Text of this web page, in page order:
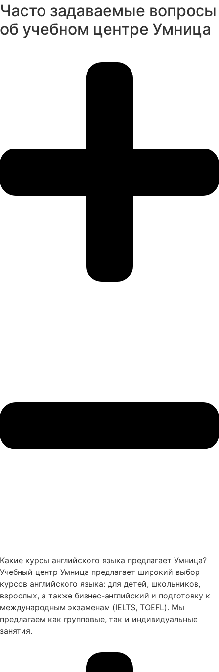
Часто задаваемые вопросы
об учебном центре Умница
Какие курсы английского языка предлагает Умница?
Учебный центр Умница предлагает широкий выбор
курсов английского языка: для детей, школьников,
взрослых, а также бизнес-английский и подготовку к
международным экзаменам (IELTS, TOEFL). Мы
предлагаем как групповые, так и индивидуальные
занятия.